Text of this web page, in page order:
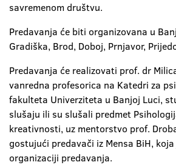
savremenom društvu.
Predavanja će biti organizovana u
Gradiška, Brod, Doboj, Prnjavor,
Predavanja će realizovati prof. dr
vanredna profesorica na Katedri za
fakulteta Univerziteta u Banjoj Luci,
slušaju ili su slušali predmet
kreativnosti, uz mentorstvo prof.
gostujući predavači iz Mensa BiH,
organizaciji predavanja.